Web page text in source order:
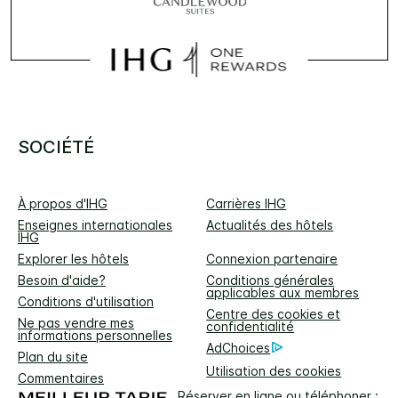
SOCIÉTÉ
À propos d'IHG
Carrières IHG
Enseignes internationales
IHG
Actualités des hôtels
Explorer les hôtels
Connexion partenaire
Besoin d'aide?
Conditions générales
applicables aux membres
Conditions d'utilisation
Centre des cookies et
confidentialité
Ne pas vendre mes
informations personnelles
AdChoices
Plan du site
Utilisation des cookies
Commentaires